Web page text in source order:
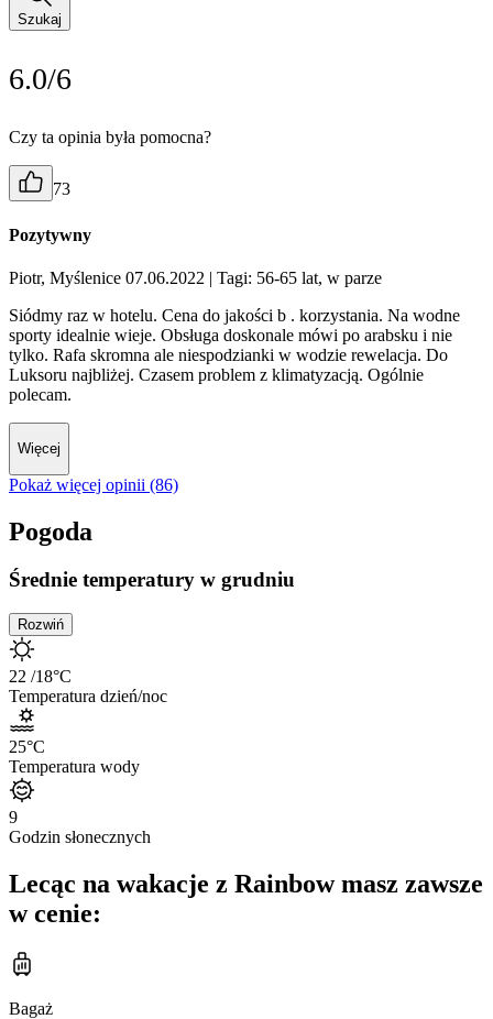
Szukaj
6.0/6
Czy ta opinia była pomocna?
73
Pozytywny
Piotr, Myślenice 07.06.2022 | Tagi: 56-65 lat, w parze
Siódmy raz w hotelu. Cena do jakości b . korzystania. Na wodne
sporty idealnie wieje. Obsługa doskonale mówi po arabsku i nie
tylko. Rafa skromna ale niespodzianki w wodzie rewelacja. Do
Luksoru najbliżej. Czasem problem z klimatyzacją. Ogólnie
polecam.
Więcej
Pokaż więcej opinii (86)
Pogoda
Średnie temperatury w grudniu
Rozwiń
22 /18°C
Temperatura dzień/noc
25°C
Temperatura wody
9
Godzin słonecznych
Lecąc na wakacje z Rainbow masz zawsze
w cenie:
Bagaż